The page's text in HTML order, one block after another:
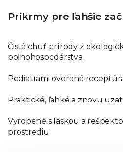
Príkrmy pre ľahšie
Čistá chuť prírody z
poľnohospodárstva
Pediatrami overená
Praktické, ľahké a znovu
Vyrobené s láskou a
prostrediu